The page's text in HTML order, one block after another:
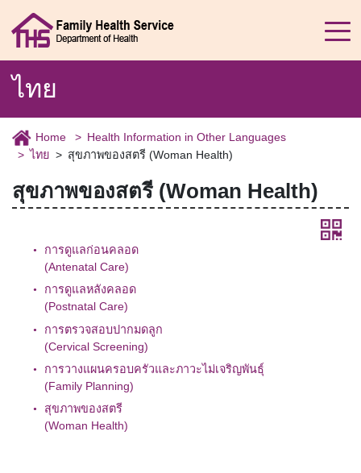
ไทย
Home
Health Information in Other Languages
ไทย
สุขภาพของสตรี (Woman Health)
สุขภาพของสตรี (Woman Health)
การดูแลก่อนคลอด
(Antenatal Care)
การดูแลหลังคลอด
(Postnatal Care)
การตรวจสอบปากมดลูก
(Cervical Screening)
การวางแผนครอบครัวและภาวะไม่เจริญพันธุ์
(Family Planning)
สุขภาพของสตรี
(Woman Health)